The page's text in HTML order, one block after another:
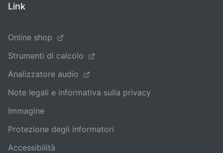
Link
Online shop
Strumenti di calcolo
Analizzatore audio
Note legali e informativa sulla privacy
Immagine
Protezione degli informatori
Accessibilità